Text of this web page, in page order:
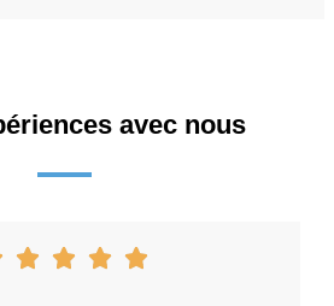
avec nous